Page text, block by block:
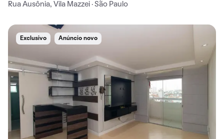
Rua Ausônia, Vila Mazzei · São Paulo
Exclusivo Anúncio novo